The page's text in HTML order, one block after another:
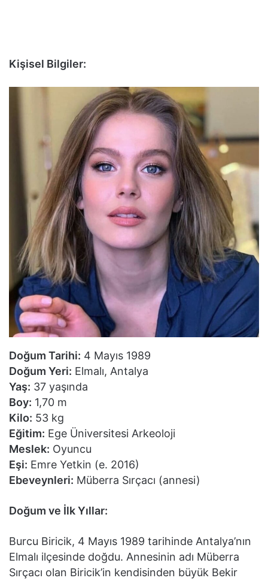
Kişisel Bilgiler:
Doğum Tarihi: 4 Mayıs 1989
Doğum Yeri: Elmalı, Antalya
Yaş: 37 yaşında
Boy: 1,70 m
Kilo: 53 kg
Eğitim: Ege Üniversitesi Arkeoloji
Meslek: Oyuncu
Eşi: Emre Yetkin (e. 2016)
Ebeveynleri: Müberra Sırçacı (annesi)
Doğum ve İlk Yıllar:
Burcu Biricik, 4 Mayıs 1989 tarihinde Antalya’nın
Elmalı ilçesinde doğdu. Annesinin adı Müberra
Sırçacı olan Biricik’in kendisinden büyük Bekir